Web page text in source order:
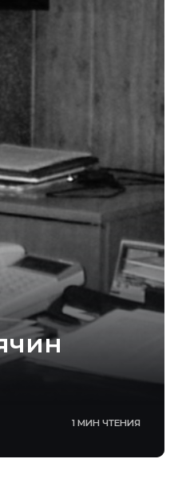
1 МИН ЧТЕНИЯ